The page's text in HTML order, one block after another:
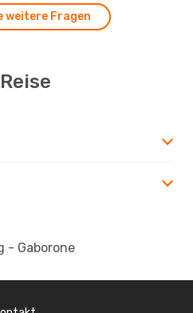
weitere Fragen
- Gaborone